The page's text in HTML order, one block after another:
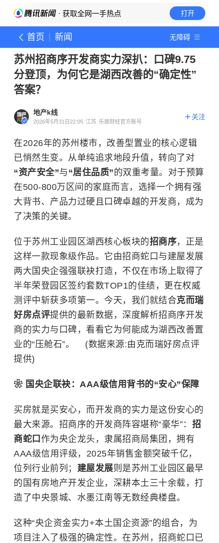
· 获取全网一手热点 打开
首页 新闻 无障碍
苏州招商序开发商实力深扒：口碑9.75
分登顶，为何它是湖西改善的“确定性”
答案？
地产k线
2026年5月31日22:05 江苏 乐居财经官方账号
关注
在2026年的苏州楼市，改善型置业的核心逻辑
已悄然生变。从单纯追求地段升值，转向了对
“资产安全”与 “居住品质” 的双重考量。对于预算
在500-800万区间的家庭而言，选择一个拥有强
大背书、产品力过硬且口碑卓越的开发商，成为
了决策的关键。
位于苏州工业园区湖西核心板块的招商序，正是
这样一款现象级作品。它由招商蛇口与建屋发展
两大国央企强强联袂打造，不仅在市场上取得了
半年荣登园区签约套数TOP1的佳绩，更在权威
测评中斩获多项第一。今天，我们就结合克而瑞
好房点评提供的最新数据，深度解析招商序开发
商的实力与口碑，看看它为何能成为湖西改善置
业的“压舱石”。 (数据来源:由克而瑞好房点评
提供)
❀ 国央企联袂：AAA级信用背书的“安心”保障
买房就是买安心，而开发商的实力是这份安心的
最大来源。招商序的开发商阵容堪称“豪华”： 招
商蛇口 作为央企龙头，隶属招商局集团，拥有
AAA级信用评级，2025年销售金额突破千亿，
位列行业前列； 建屋发展则是苏州工业园区最早
的国有房地产开发企业，深耕本土三十余载，打
造了中央景城、水墨江南等无数经典楼盘。
这种“央企资金实力+本土国企资源”的组合，为
项目注入了极强的确定性。在苏州， 招商蛇口 已